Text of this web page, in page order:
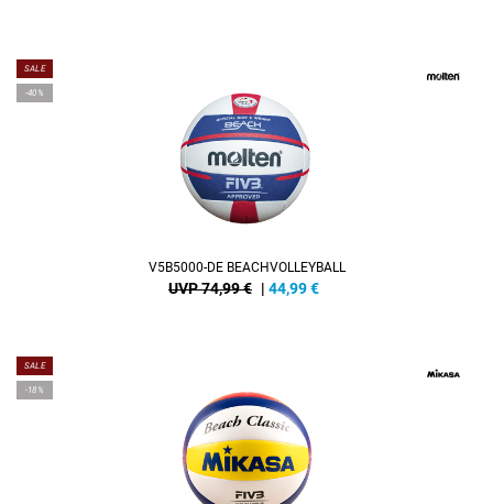
SALE
-40%
V5B5000-DE BEACHVOLLEYBALL
UVP 74,99 € | 44,99€
SALE
-18%